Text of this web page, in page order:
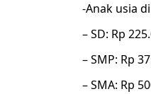
-Anak usia
– SD: Rp
– SMP: Rp
– SMA: Rp